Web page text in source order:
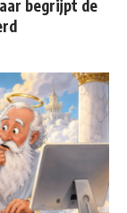
begrijpt de